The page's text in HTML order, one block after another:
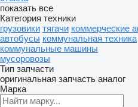
показать все
Категория техники
грузовики тягачи коммерческие
автобусы коммунальная техника
коммунальные машины
мусоровозы
Тип запчасти
оригинальная запчасть аналог
Марка